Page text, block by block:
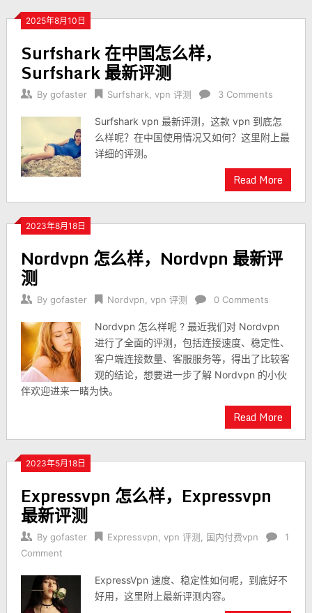
2025年8月10日
Surfshark 在中国怎么样，
Surfshark 最新评测
By gofaster Surfshark vpn 评测 3 Comments
Surfshark vpn 最新评测，这款 vpn 到底怎
么样呢？在中国使用情况又如何？这里附上最
详细的评测。
Read More
2023年8月18日
Nordvpn 怎么样，Nordvpn 最新评
测
By gofaster Nordvpn vpn 评测 0 Comments
Nordvpn 怎么样呢 ? 最近我们对 Nordvpn
进行了全面的评测，包括连接速度、稳定性、
客户端连接数量、客服服务等，得出了比较客
观的结论，想要进一步了解 Nordvpn 的小伙
伴欢迎进来一睹为快。
Read More
2023年5月18日
Expressvpn 怎么样，Expressvpn
最新评测
By gofaster Expressvpn vpn 评测 国内付费vpn
1
Comment
ExpressVpn 速度、稳定性如何呢，到底好不
好用，这里附上最新评测内容。